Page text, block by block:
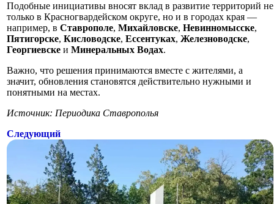
Подобные инициативы вносят вклад в развитие территорий не
только в Красногвардейском округе, но и в городах края —
например, в Ставрополе, Михайловске, Невинномысске,
Пятигорске, Кисловодске, Ессентуках, Железноводске,
Георгиевске и Минеральных Водах.
Важно, что решения принимаются вместе с жителями, а
значит, обновления становятся действительно нужными и
понятными на местах.
Источник: Периодика Ставрополья
Следующий